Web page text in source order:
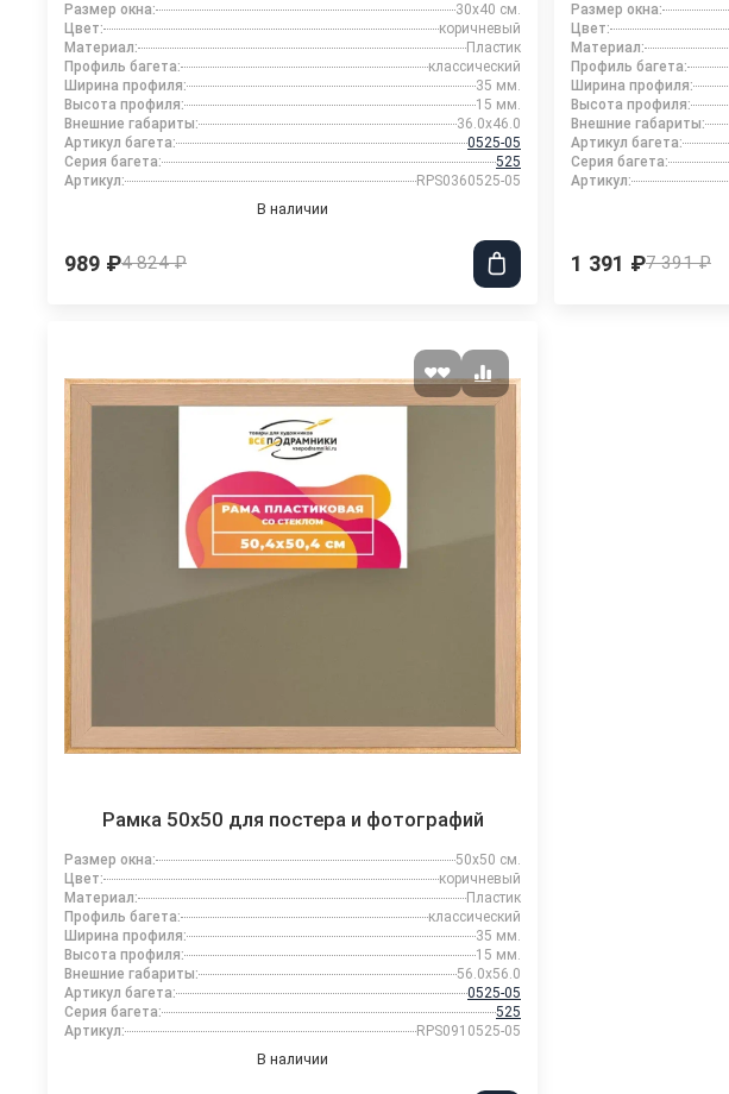
Размер окна:
30x40 см.
Цвет:
коричневый
Материал:
Пластик
Профиль багета:
классический
Ширина профиля:
35 мм.
Высота профиля:
15 мм.
Внешние габариты:
36.0x46.0
Артикул багета:
0525-05
Серия багета:
525
Артикул:
RPS0360525-05
В наличии
989 ₽4 824 ₽
Размер окна:
Цвет:
Материал:
Профиль багета:
Ширина профиля:
Высота профиля:
Внешние габариты:
Артикул багета:
Серия багета:
Артикул:
1 391 ₽7 391 ₽
Рамка 50x50 для постера и фотографий
Размер окна:
50x50 см.
Цвет:
коричневый
Материал:
Пластик
Профиль багета:
классический
Ширина профиля:
35 мм.
Высота профиля:
15 мм.
Внешние габариты:
56.0x56.0
Артикул багета:
0525-05
Серия багета:
525
Артикул:
RPS0910525-05
В наличии